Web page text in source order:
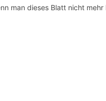
man dieses Blatt nicht mehr